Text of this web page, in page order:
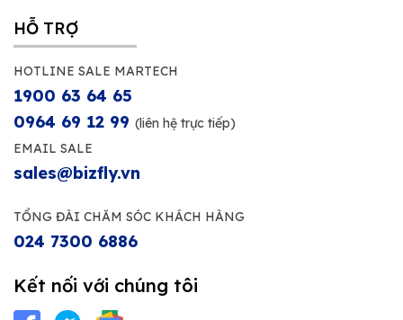
HỖ TRỢ
HOTLINE SALE MARTECH
1900 63 64 65
0964 69 12 99 (liên hệ trực tiếp)
EMAIL SALE
sales@bizfly.vn
TỔNG ĐÀI CHĂM SÓC KHÁCH HÀNG
024 7300 6886
Kết nối với chúng tôi